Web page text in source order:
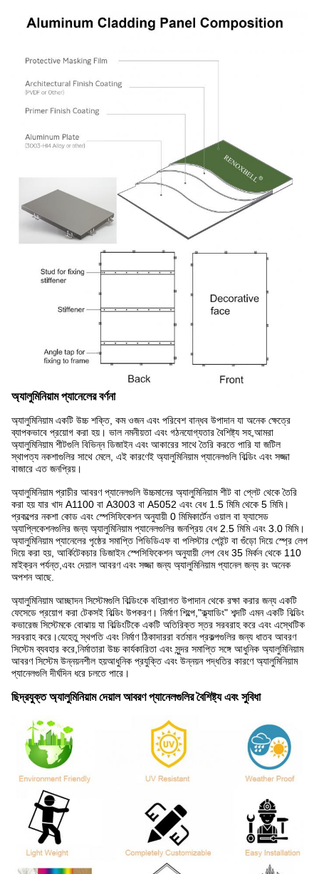
অ্যালুমিনিয়াম প্যানেলের বর্ণনা
অ্যালুমিনিয়াম একটি উচ্চ শক্তি, কম ওজন এবং পরিবেশ বান্ধব উপাদান যা অনেক ক্ষেত্রে
ব্যাপকভাবে প্রয়োগ করা হয়। ভাল নমনীয়তা এবং গঠনযোগ্যতার বৈশিষ্ট্য সহ,আমরা
অ্যালুমিনিয়াম শীটগুলি বিভিন্ন ডিজাইন এবং আকারের সাথে তৈরি করতে পারি যা জটিল
স্থাপত্য নকশাগুলির সাথে মেলে, এই কারণেই অ্যালুমিনিয়াম প্যানেলগুলি বিল্ডিং এবং সজ্জা
বাজারে এত জনপ্রিয়।
অ্যালুমিনিয়াম প্রাচীর আবরণ প্যানেলগুলি উচ্চমানের অ্যালুমিনিয়াম শীট বা প্লেট থেকে তৈরি
করা হয় যার খাদ A1100 বা A3003 বা A5052 এবং বেধ 1.5 মিমি থেকে 5 মিমি।
প্রকল্পের নকশা কোড এবং স্পেসিফিকেশন অনুযায়ী 0 মিমিকার্টেন ওয়াল বা ফ্যাসেড
অ্যাপ্লিকেশনগুলির জন্য অ্যালুমিনিয়াম প্যানেলগুলির জনপ্রিয় বেধ 2.5 মিমি এবং 3.0 মিমি।
অ্যালুমিনিয়াম প্যানেলের পৃষ্ঠের সমাপ্তি পিভিডিএফ বা পলিস্টার পেইন্ট বা গুঁড়ো দিয়ে স্প্রে লেপ
দিয়ে করা হয়, আর্কিটেকচার ডিজাইন স্পেসিফিকেশন অনুযায়ী লেপ বেধ 35 মির্কন থেকে 110
মাইক্রন পর্যন্ত,এবং দেয়াল আবরণ এবং সজ্জা জন্য অ্যালুমিনিয়াম প্যানেল জন্য রং অনেক
অপশন আছে.
অ্যালুমিনিয়াম আচ্ছাদন সিস্টেমগুলি বিল্ডিংকে বহিরাগত উপাদান থেকে রক্ষা করার জন্য একটি
ফেসেডে প্রয়োগ করা টেকসই বিল্ডিং উপকরণ। নির্মাণ শিল্পে,"ক্ল্যাডিং" শব্দটি এমন একটি বিল্ডিং
কভারেজ সিস্টেমকে বোঝায় যা বিল্ডিংটিকে একটি অতিরিক্ত স্তর সরবরাহ করে এবং এস্থেটিক
সরবরাহ করে।যেহেতু স্থপতি এবং নির্মাণ ঠিকাদাররা বর্তমান প্রকল্পগুলির জন্য ধাতব আবরণ
সিস্টেম ব্যবহার করে,নির্মাতারা উচ্চ কার্যকারিতা এবং সুন্দর সমাপ্তি সঙ্গে আধুনিক অ্যালুমিনিয়াম
আবরণ সিস্টেম উন্নয়নশীল হয়আধুনিক প্রযুক্তি এবং উন্নয়ন পদ্ধতির কারণে অ্যালুমিনিয়াম
প্যানেলগুলি দীর্ঘদিন ধরে চলতে পারে।
ছিদ্রযুক্ত অ্যালুমিনিয়াম দেয়াল আবরণ প্যানেলগুলির বৈশিষ্ট্য এবং সুবিধা